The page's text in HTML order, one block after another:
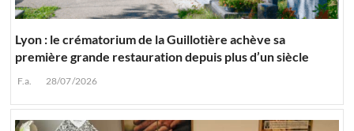
Lyon : le crématorium de la Guillotière achève sa
première grande restauration depuis plus d’un siècle
F.a. 28/07/2026